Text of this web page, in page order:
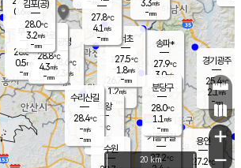
과천
26.7℃
1.2m/s
- mm
용인
27.2℃
경기광주
25.4℃
2.1m/s
-mm
의왕
- ℃
m/s
mm
0.6 m/s
mm
광명
28.6 ℃
2.3 m/s
-mm
부천
28.8℃
0.5m/s
-mm
구로
28.8℃
4.3m/s
-mm
mm 3.3m/s
-mm
송파*
27.9℃
3.0m/s
-mm
서초
27.5℃
1.8m/s
-mm
기흥구갈
27.2℃
수리산길
28.4℃
-m/s
-mm
분당구
28.0℃
1.1 m/s
-mm
김포(공)
28.0℃
3.2m/s
-mm
수원
27.8℃
4.1 m/s
-mm
+
−
20 km